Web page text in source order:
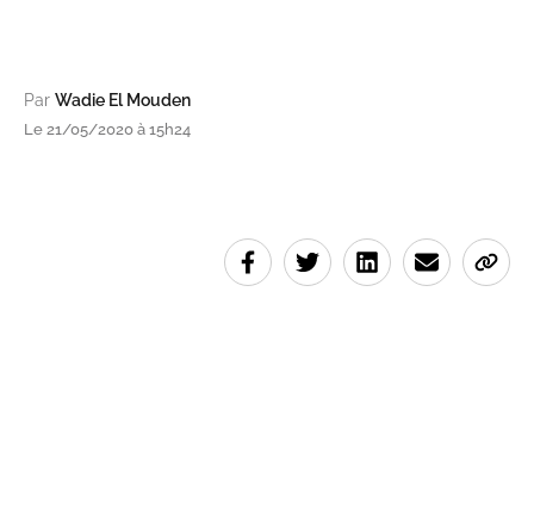
Par Wadie El Mouden
Le 21/05/2020 à 15h24